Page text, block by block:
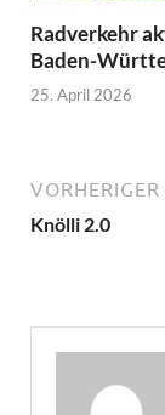
Radverkehr
Baden-
25. April 2026
VORHERIGER
Knölli 2.0